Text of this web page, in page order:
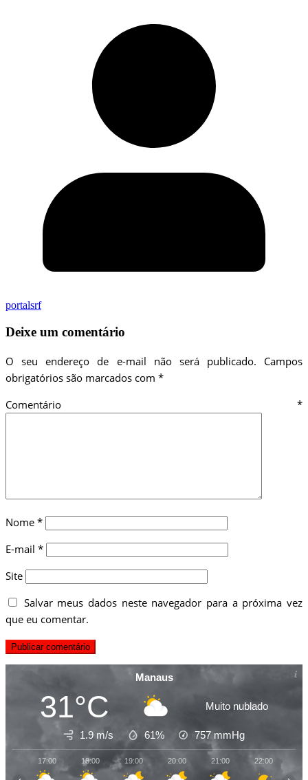
portalsrf
Deixe um comentário
O seu endereço de e-mail não será publicado.
Campos
obrigatórios são marcados com *
Comentário *
Nome *
E-mail *
Site
Salvar meus dados neste navegador para a próxima vez
que eu comentar.
Manaus
31°C Muito nublado
1.9 m/s 61% 757 mmHg
17:00 18:00 19:00 20:00 21:00 22:00